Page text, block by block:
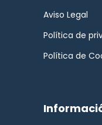
Aviso Legal
Política de
Política de